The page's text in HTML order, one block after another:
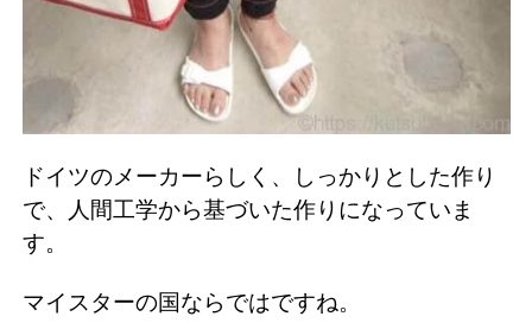
ドイツのメーカーらしく、しっかりとした作り
で、人間工学から基づいた作りになっていま
す。
マイスターの国ならではですね。